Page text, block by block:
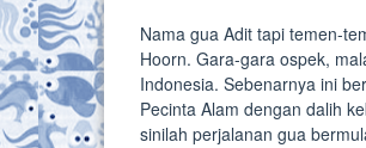
Nama gua Adit tapi temen-
Hoorn. Gara-gara ospek,
Indonesia. Sebenarnya ini
Pecinta Alam dengan dalih
sinilah perjalanan gua